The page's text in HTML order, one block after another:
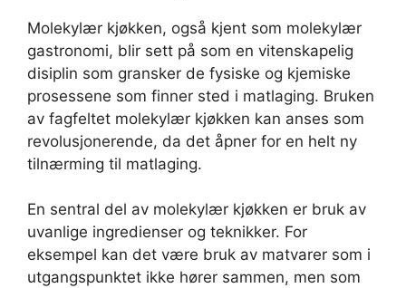
Molekylær kjøkken, også kjent som molekylær
gastronomi, blir sett på som en vitenskapelig
disiplin som gransker de fysiske og kjemiske
prosessene som finner sted i matlaging. Bruken
av fagfeltet molekylær kjøkken kan anses som
revolusjonerende, da det åpner for en helt ny
tilnærming til matlaging.
En sentral del av molekylær kjøkken er bruk av
uvanlige ingredienser og teknikker. For
eksempel kan det være bruk av matvarer som i
utgangspunktet ikke hører sammen, men som